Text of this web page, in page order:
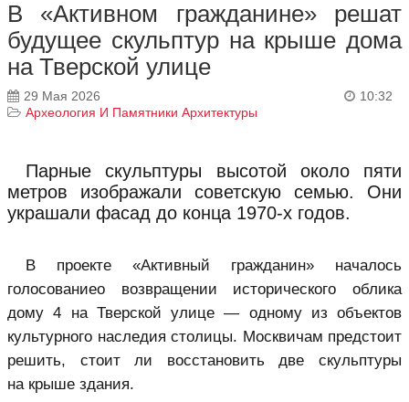
В «Активном гражданине» решат
будущее скульптур на крыше дома
на Тверской улице
29 Мая 2026
10:32
Археология И Памятники Архитектуры
Парные скульптуры высотой около пяти
метров изображали советскую семью. Они
украшали фасад до конца 1970-х годов.
В проекте «Активный гражданин» началось
голосованиео возвращении исторического облика
дому 4 на Тверской улице — одному из объектов
культурного наследия столицы. Москвичам предстоит
решить, стоит ли восстановить две скульптуры
на крыше здания.